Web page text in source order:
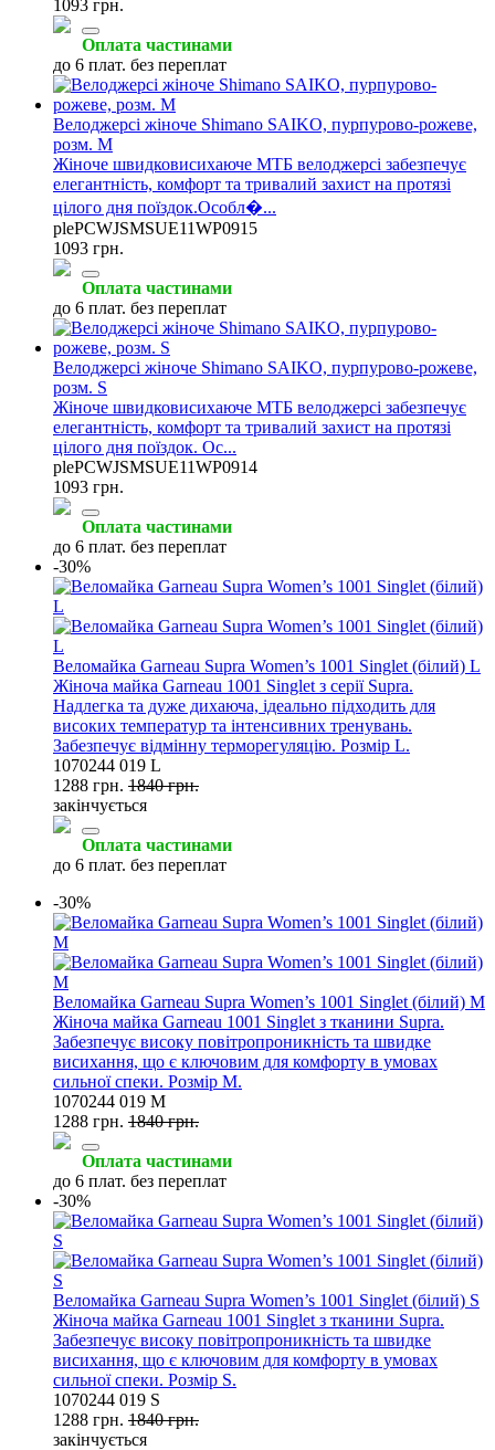
1093 грн.
Оплата частинами
до 6 плат. без переплат
Велоджерсі жіноче Shimano SAIKO, пурпурово-рожеве,
розм. M
Жіноче швидковисихаюче МТБ велоджерсі забезпечує
елегантність, комфорт та тривалий захист на протязі
цілого дня поїздок.Особл�...
plePCWJSMSUE11WP0915
1093 грн.
Оплата частинами
до 6 плат. без переплат
Велоджерсі жіноче Shimano SAIKO, пурпурово-рожеве,
розм. S
Жіноче швидковисихаюче МТБ велоджерсі забезпечує
елегантність, комфорт та тривалий захист на протязі
цілого дня поїздок. Ос...
plePCWJSMSUE11WP0914
1093 грн.
Оплата частинами
до 6 плат. без переплат
-30%
Веломайка Garneau Supra Women’s 1001 Singlet (білий) L
Жіноча майка Garneau 1001 Singlet з серії Supra.
Надлегка та дуже дихаюча, ідеально підходить для
високих температур та інтенсивних тренувань.
Забезпечує відмінну терморегуляцію. Розмір L.
1070244 019 L
1288 грн. 1840 грн.
закінчується
Оплата частинами
до 6 плат. без переплат
-30%
Веломайка Garneau Supra Women’s 1001 Singlet (білий) M
Жіноча майка Garneau 1001 Singlet з тканини Supra.
Забезпечує високу повітропроникність та швидке
висихання, що є ключовим для комфорту в умовах
сильної спеки. Розмір M.
1070244 019 M
1288 грн. 1840 грн.
Оплата частинами
до 6 плат. без переплат
-30%
Веломайка Garneau Supra Women’s 1001 Singlet (білий) S
Жіноча майка Garneau 1001 Singlet з тканини Supra.
Забезпечує високу повітропроникність та швидке
висихання, що є ключовим для комфорту в умовах
сильної спеки. Розмір S.
1070244 019 S
1288 грн. 1840 грн.
закінчується